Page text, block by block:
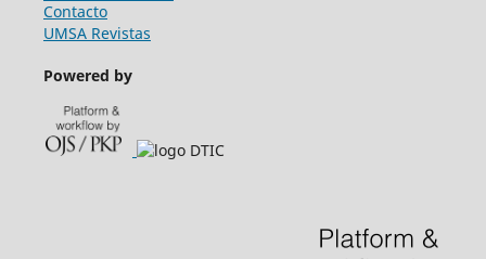
Contacto
UMSA Revistas
Powered by